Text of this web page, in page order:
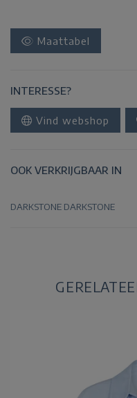
Maattabel
INTERESSE?
Vind webshop
OOK VERKRIJGBAAR IN
DARKSTONE DARKSTONE